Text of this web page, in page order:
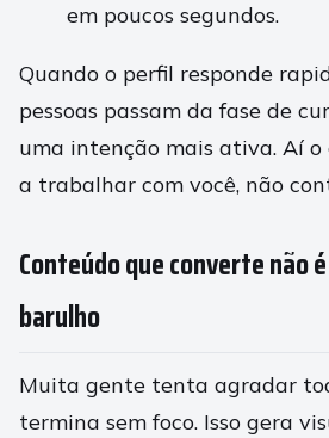
em poucos segundos.
Quando o perfil responde
pessoas passam da fase de
uma intenção mais ativa. Aí o
a trabalhar com você, não
Conteúdo que converte não
barulho
Muita gente tenta agradar
termina sem foco. Isso gera